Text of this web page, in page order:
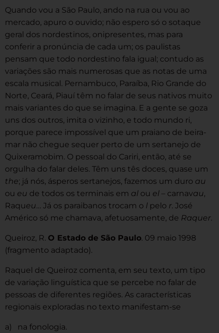
Quando vou a São Paulo, ando na rua ou vou ao
mercado, apuro o ouvido; não espero só o sotaque
geral dos nordestinos, onipresentes, mas para
conferir a pronúncia de cada um; os paulistas
pensam que todo nordestino fala igual; contudo as
variações são mais numerosas que as notas de uma
escala musical. Pernambuco, Paraíba, Rio Grande do
Norte, Ceará, Piauí têm no falar de seus nativos muito
mais variantes do que se imagina. E a gente se goza
uns dos outros, imita o vizinho, e todo mundo ri,
porque parece impossível que um praiano de beira-
mar não chegue sequer perto de um sertanejo de
Quixeramobim. O pessoal do Cariri, então, até se
orgulha do falar deles. Têm uns tês doces, quase um
the; já nós, ásperos sertanejos, fazemos um duro au
ou eu de todos os terminais em al ou el – carnavau,
Raqueu… Já os paraibanos trocam o l pelo r. José
Américo só me chamava, afetuosamente, de Raquer.
Queiroz, R. O Estado de São Paulo. 09 maio 1998
(fragmento adaptado).
Raquel de Queiroz comenta, em seu texto, um tipo
de variação linguística que se percebe no falar de
pessoas de diferentes regiões. As características
regionais exploradas no texto manifestam-se
a) na fonologia.